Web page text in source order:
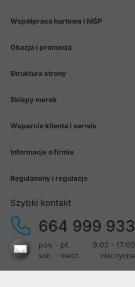
Współpraca hurtowa i MŚP
Okazja i promocja
Struktura strony
Sklepy marek
Wsparcie klienta i serwis
Informacje o firmie
Regulaminy i regulacje
Szybki kontakt
664 999 933
pon. - pt.
9:00 - 17:00
sob. - niedz.
nieczynne